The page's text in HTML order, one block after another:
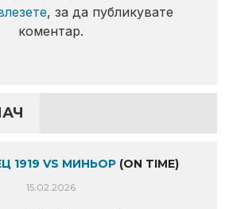
, за да публикувате
коментар.
1919 VS МИНЬОР (ON TIME)
15.02.2026